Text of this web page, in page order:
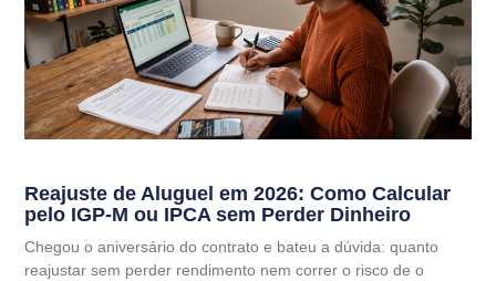
Reajuste de Aluguel em 2026: Como Calcular
pelo IGP-M ou IPCA sem Perder Dinheiro
Chegou o aniversário do contrato e bateu a dúvida: quanto
reajustar sem perder rendimento nem correr o risco de o